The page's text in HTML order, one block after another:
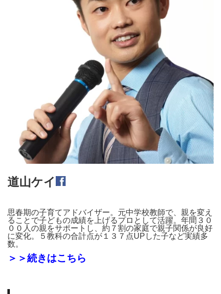
道山ケイ
思春期の子育てアドバイザー。元中学校教師で、親を変え
ることで子どもの成績を上げるプロとして活躍。年間３０
００人の親をサポートし、約７割の家庭で親子関係が良好
に変化。５教科の合計点が１３７点UPした子など実績多
数。
＞＞続きはこちら